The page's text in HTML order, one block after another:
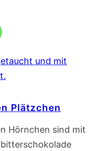
Plätzchen
Hörnchen sind mit